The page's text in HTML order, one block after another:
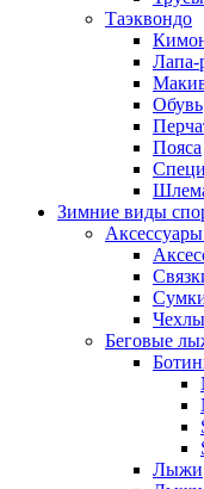
Таэквондо
Лапа-
Обувь
Пояса
Зимние виды
Чехлы
Беговые
Лыжи